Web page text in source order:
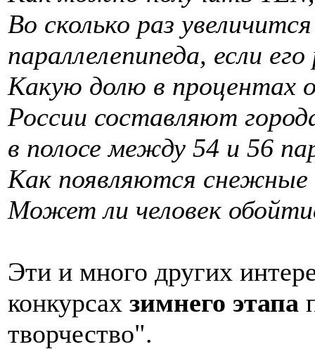
Во сколько раз
параллелепипеда, если
Какую долю в процентах
России составляют
в полосе между 54 и 56
Как появляются снежные
Может ли человек
Эти и много других
конкурсах зимнего этапа
творчество".